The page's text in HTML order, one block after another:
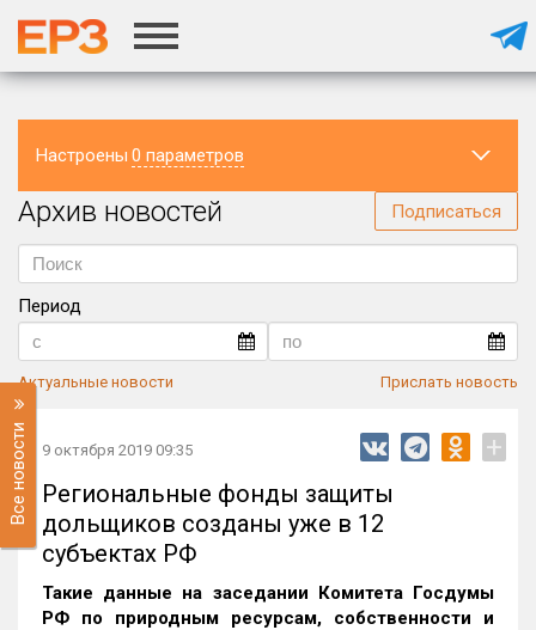
Настроены 0 параметров
Регион
Архив новостей Подписаться
Период
Актуальные новости Прислать новость
Все новости 9 октября 2019 09:35 +
Региональные фонды защиты
дольщиков созданы уже в 12
субъектах РФ
Такие данные на заседании Комитета Госдумы
РФ по природным ресурсам, собственности и